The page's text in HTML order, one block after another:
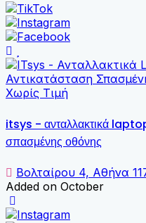
Χωρίς Τιμή
itsys - ανταλλακτικά
σπασμένης οθόνης
Βολταίρου 4, Αθήνα
Added on October